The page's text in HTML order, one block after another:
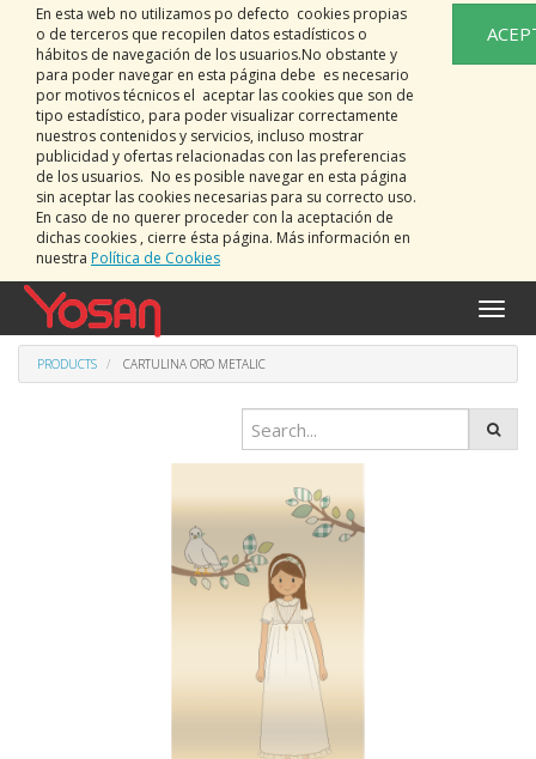
En esta web no utilizamos po defecto cookies propias
o de terceros que recopilen datos estadísticos o
hábitos de navegación de los usuarios.No obstante y
para poder navegar en esta página debe es necesario
por motivos técnicos el aceptar las cookies que son de
tipo estadístico, para poder visualizar correctamente
nuestros contenidos y servicios, incluso mostrar
publicidad y ofertas relacionadas con las preferencias
de los usuarios. No es posible navegar en esta página
sin aceptar las cookies necesarias para su correcto uso.
En caso de no querer proceder con la aceptación de
dichas cookies , cierre ésta página. Más información en
nuestra Política de Cookies
Toggle
PRODUCTS CARTULINA ORO METALIC